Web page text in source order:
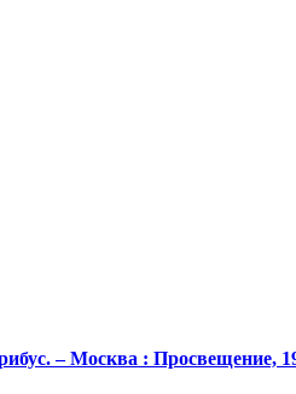
– Москва : Просвещение,